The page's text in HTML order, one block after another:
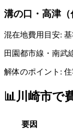
溝の口・高津（
混在地費用目安:
田園都市線・南武
解体のポイント:
📊川崎市で
要因